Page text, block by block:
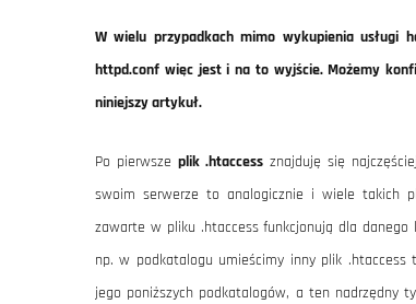
W wielu przypadkach mimo wykupienia usługi
httpd.conf więc jest i na to wyjście. Możemy
niniejszy artykuł.
Po pierwszeplik .htaccess znajduję się
swoim serwerze to analogicznie i wiele takich
zawarte w pliku .htaccess funkcjonują dla
np. w podkatalogu umieścimy inny plik
jego poniższych podkatalogów, a ten nadrzędny